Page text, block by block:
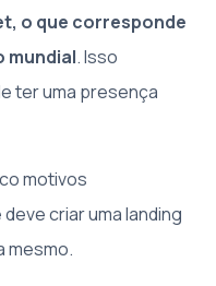
o que corresponde
mundial. Isso
ter uma presença
motivos
criar uma landing
mesmo.